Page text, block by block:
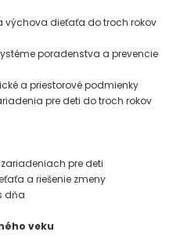
výchova dieťaťa do troch rokov
poradenstva a prevencie
a priestorové podmienky
pre deti do troch rokov
pre deti
a riešenie zmeny
dňa
veku